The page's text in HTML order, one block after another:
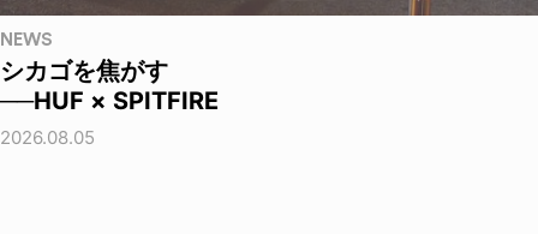
NEWS
シカゴを焦がす
──HUF × SPITFIRE
2026.08.05